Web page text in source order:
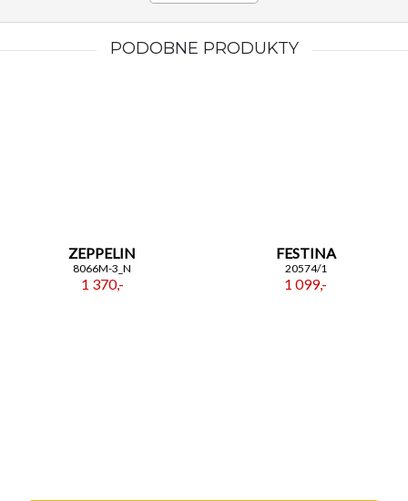
PODOBNE PRODUKTY
ZEPPELIN
8066M-3_N
1 370,-
FESTINA
20574/1
1 099,-